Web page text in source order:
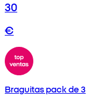
30
€
Braguitas pack de 3